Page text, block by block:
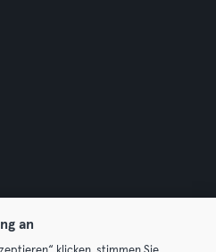
an